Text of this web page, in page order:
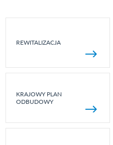
REWITALIZACJA
KRAJOWY PLAN
ODBUDOWY